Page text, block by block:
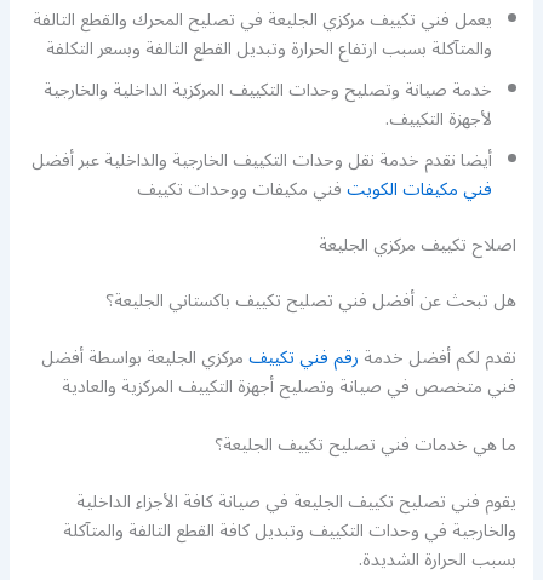
يعمل فني تكييف مركزي الجليعة في تصليح المحرك والقطع التالفة
والمتآكلة بسبب ارتفاع الحرارة وتبديل القطع التالفة وبسعر التكلفة
خدمة صيانة وتصليح وحدات التكييف المركزية الداخلية والخارجية
لأجهزة التكييف.
أيضا نقدم خدمة نقل وحدات التكييف الخارجية والداخلية عبر أفضل
فني مكيفات الكويتفني مكيفات ووحدات تكييف
اصلاح تكييف مركزي الجليعة
هل تبحث عن أفضل فني تصليح تكييف باكستاني الجليعة؟
نقدم لكم أفضل خدمةرقم فني تكييفمركزي الجليعة بواسطة أفضل
فني متخصص في صيانة وتصليح أجهزة التكييف المركزية والعادية
ما هي خدمات فني تصليح تكييف الجليعة؟
يقوم فني تصليح تكييف الجليعة في صيانة كافة الأجزاء الداخلية
والخارجية في وحدات التكييف وتبديل كافة القطع التالفة والمتآكلة
بسبب الحرارة الشديدة.